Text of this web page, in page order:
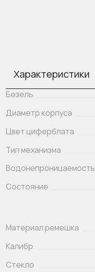
Характеристики
Безель
Диаметр корпуса
Цвет циферблата
Тип механизма
Водонепроницаемость
Состояние
Материал ремешка
Калибр
Стекло